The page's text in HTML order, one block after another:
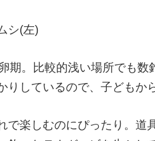
シ(左)
期。比較的浅い場所でも
りしているので、子どもか
で楽しむのにぴったり。